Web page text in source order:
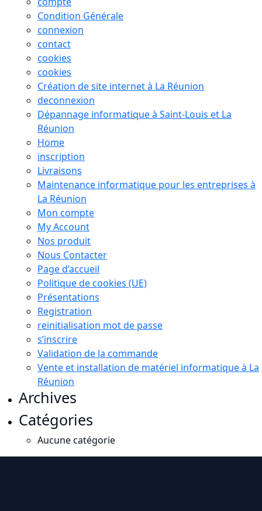
Condition Générale
connexion
contact
cookies
cookies
Création de site internet à La Réunion
deconnexion
Dépannage informatique à Saint-Louis et La
Réunion
Home
inscription
Livraisons
Maintenance informatique pour les entreprises à
La Réunion
Mon compte
My Account
Nos produit
Nous Contacter
Page d’accueil
Politique de cookies (UE)
Présentations
Registration
reinitialisation mot de passe
s’inscrire
Validation de la commande
Vente et installation de matériel informatique à La
Réunion
Archives
Catégories
Aucune catégorie